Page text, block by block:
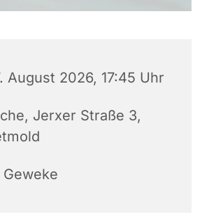
August 2026, 17:45 Uhr
Jerxer Straße 3,